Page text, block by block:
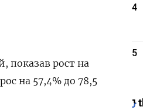
показав рост на
на 57,4% до 78,5
4
5